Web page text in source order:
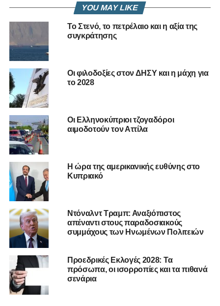
βιάζεται και αφού ολοκληρώσουν το έργο τους την
αφήνουν παραπεταμένη να κλαίει και να οδύρεται.
Όπως είναι τα δεδομένα η ΕΔΕΚ δεν μπαίνει στην Βουλή
και το θέμα είναι αν θα βρεθεί κάποιος την επόμενη μέρα
διαφαίνεται στον ορίζοντα και για να ορθοποδήσει το
κόμμα χρειάζεται ισοπέδωση και να ξανακτιστεί. Ποιος
όμως έχει την όρεξη και δυνατότητες να το κάνει; Ο Βάσος
Λυσσαρίδης δεν υπάρχει πλέον…
Ο ΑΝΥΠΑΚΟΥΟΣ
RELATED TOPICS:
UP NEXT
Το αρχηγείο του Οδυσσέα και οι παράξενοι
χορηγοί
DON'T MISS
Για την ελάχιστη δημοσιότητα…
YOU MAY LIKE
Το Στενό, το πετρέλαιο και η αξία της
συγκράτησης
Οι φιλοδοξίες στον ΔΗΣΥ και η μάχη για
το 2028
Οι Ελληνοκύπριοι τζογαδόροι
αιμοδοτούν τον Αττίλα
Η ώρα της αμερικανικής ευθύνης στο
Κυπριακό
Ντόναλντ Τραμπ: Αναξιόπιστος
απέναντι στους παραδοσιακούς
συμμάχους των Ηνωμένων Πολιτειών
Προεδρικές Εκλογές 2028: Τα
πρόσωπα, οι ισορροπίες και τα πιθανά
σενάρια